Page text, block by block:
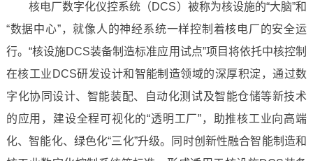
核电厂数字化仪控系统（DCS）被称为核设施的“大脑”和
“数据中心”，就像人的神经系统一样控制着核电厂的安全运
行。“核设施DCS装备制造标准应用试点”项目将依托中核控制
在核工业DCS研发设计和智能制造领域的深厚积淀，通过数
字化协同设计、智能装配、自动化测试及智能仓储等新技术
的应用，建设全程可视化的“透明工厂”，助推核工业向高端
化、智能化、绿色化“三化”升级。同时创新性融合智能制造和